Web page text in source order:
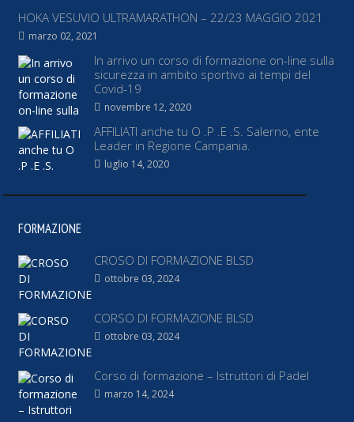
HOKA VESUVIO ULTRAMARATHON – 22/23 MAGGIO 2021
marzo 02, 2021
In arrivo un corso di formazione on-line sulla
sicurezza in ambito sportivo ai tempi del
Covid-19
novembre 12, 2020
AFFILIATI anche tu O .P .E .S. Salerno, ente
Leader in Regione Campania.
luglio 14, 2020
FORMAZIONE
CROSO DI FORMAZIONE BLSD
ottobre 03, 2024
CORSO DI FORMAZIONE BLSD
ottobre 03, 2024
Corso di formazione – Istruttori di Padel
marzo 14, 2024